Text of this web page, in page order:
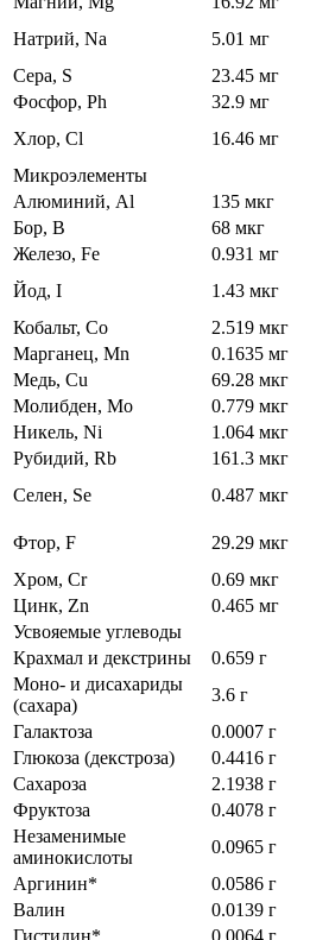
Натрий, Na
5.01 мг
Сера, S
23.45 мг
Фосфор, Ph
32.9 мг
Хлор, Cl
16.46 мг
Микроэлементы
Алюминий, Al
135 мкг
Бор, B
68 мкг
Железо, Fe
0.931 мг
Йод, I
1.43 мкг
Кобальт, Co
2.519 мкг
Марганец, Mn
0.1635 мг
Медь, Cu
69.28 мкг
Молибден, Mo
0.779 мкг
Никель, Ni
1.064 мкг
Рубидий, Rb
161.3 мкг
Селен, Se
0.487 мкг
Фтор, F
29.29 мкг
Хром, Cr
0.69 мкг
Цинк, Zn
0.465 мг
Усвояемые углеводы
Крахмал и декстрины
0.659 г
Моно- и дисахариды
(сахара)
3.6 г
Галактоза
0.0007 г
Глюкоза (декстроза)
0.4416 г
Сахароза
2.1938 г
Фруктоза
0.4078 г
Незаменимые
аминокислоты
0.0965 г
Аргинин*
0.0586 г
Валин
0.0139 г
Гистидин*
0.0064 г